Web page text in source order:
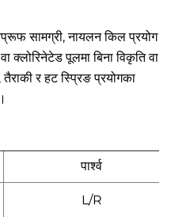
सामग्री, नायलन किल प्रयोग
क्लोरिनेटेड पूलमा बिना विकृति वा
र हट स्प्रिङ प्रयोगका
पार्श्व
L/R